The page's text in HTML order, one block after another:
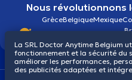
Nous révolutionnons
GrèceBelgiqueMexique
La SRL Doctor Anytime Belgium
fonctionnement et la sécurité du
améliorer les performances,
des publicités adaptées et